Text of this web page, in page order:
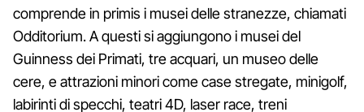
comprende in primis i musei delle stranezze, chiamati
Odditorium. A questi si aggiungono i musei del
Guinness dei Primati, tre acquari, un museo delle
cere, e attrazioni minori come case stregate, minigolf,
labirinti di specchi, teatri 4D, laser race, treni